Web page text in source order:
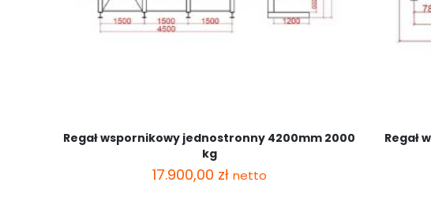
Regał wspornikowy jednostronny 4200mm 2000
kg
17.900,00 zł netto
Regał